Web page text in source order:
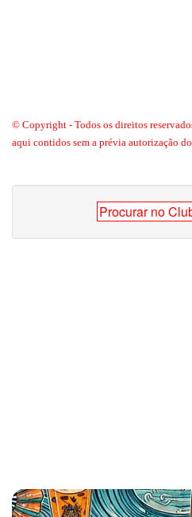
© Copyright - Todos os direitos
aqui contidos sem a prévia autorização